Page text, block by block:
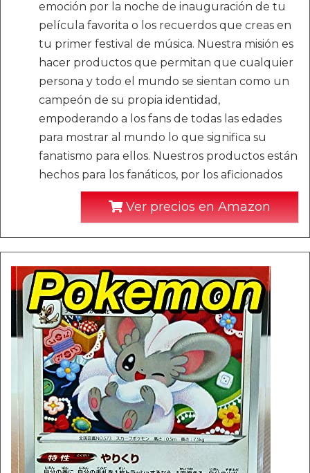
emoción por la noche de inauguración de tu
película favorita o los recuerdos que creas en
tu primer festival de música. Nuestra misión es
hacer productos que permitan que cualquier
persona y todo el mundo se sientan como un
campeón de su propia identidad,
empoderando a los fans de todas las edades
para mostrar al mundo lo que significa su
fanatismo para ellos. Nuestros productos están
hechos para los fanáticos, por los aficionados
Ver precios en Amazon